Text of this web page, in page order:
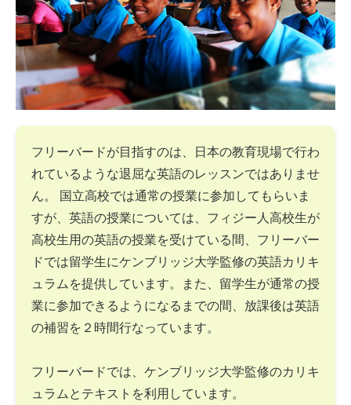
フリーバードが目指すのは、日本の教育現場で行わ
れているような退屈な英語のレッスンではありませ
ん。 国立高校では通常の授業に参加してもらいま
すが、英語の授業については、フィジー人高校生が
高校生用の英語の授業を受けている間、フリーバー
ドでは留学生にケンブリッジ大学監修の英語カリキ
ュラムを提供しています。また、留学生が通常の授
業に参加できるようになるまでの間、放課後は英語
の補習を２時間行なっています。
フリーバードでは、ケンブリッジ大学監修のカリキ
ュラムとテキストを利用しています。